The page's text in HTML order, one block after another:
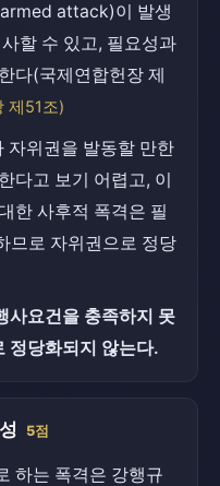
attack)이 발생
할 수 있고, 필요성과
다(국제연합헌장 제
제51조)
자위권을 발동할 만한
다고 보기 어렵고, 이
한 사후적 폭격은 필
므로 자위권으로 정당
사요건을 충족하지 못
정당화되지 않는다.
5점
하는 폭격은 강행규